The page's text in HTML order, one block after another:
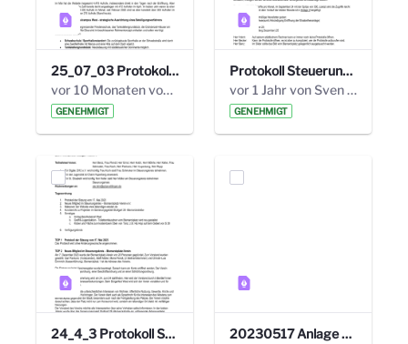
25_07_03 Protokoll Steuerungskreis.pdf
vor 10 Monaten von Alexander Orlowski
GENEHMIGT
Protokoll Steuerungskreis_06.02.2025 .pdf
vor 1 Jahr von Sven Hitzler
GENEHMIGT
24_4_3 Protokoll Steuerungskreis.pdf
20230517 Anlage 1_35. Steuerungskreis.pdf